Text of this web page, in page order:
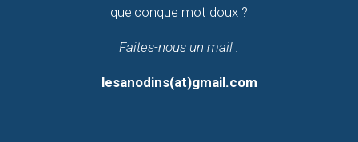
quelconque mot doux ?
Faites-nous un mail :
lesanodins(at)gmail.com